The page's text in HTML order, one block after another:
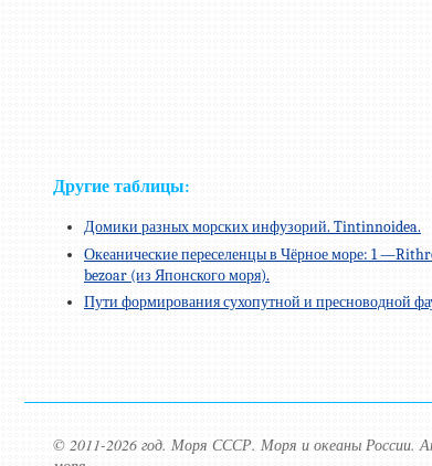
Другие таблицы:
Домики разных морских инфузорий. Tintinnoidea.
Океанические переселенцы в Чёрное море: 1
bezoar (из Японского моря).
Пути формирования сухопутной и пресноводной
© 2011-2026 год. Моря СССР. Моря и океаны России.